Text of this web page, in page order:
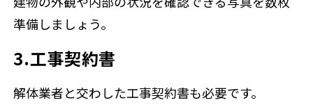
準備しましょう。
3.工事契約書
解体業者と交わした工事契約書も必要です。